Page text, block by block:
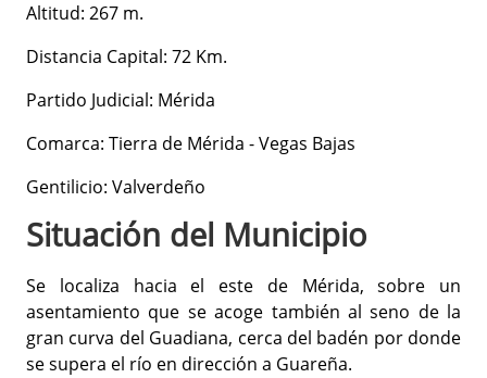
Altitud: 267 m.
Distancia Capital: 72 Km.
Partido Judicial: Mérida
Comarca: Tierra de Mérida - Vegas Bajas
Gentilicio: Valverdeño
Situación del Municipio
Se localiza hacia el este de Mérida, sobre un
asentamiento que se acoge también al seno de la
gran curva del Guadiana, cerca del badén por donde
se supera el río en dirección a Guareña.